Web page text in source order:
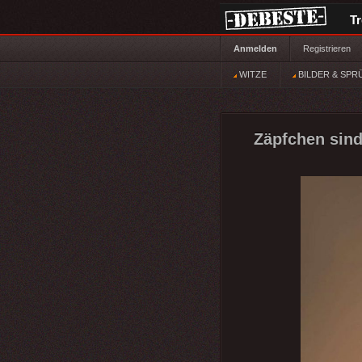
Anmelden Registrieren
WITZE BILDER &
Zäpfchen